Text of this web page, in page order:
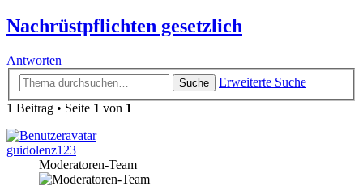
Nachrüstpflichten gesetzlich
Antworten
Suche
Erweiterte Suche
1 Beitrag • Seite 1 von 1
guidolenz123
Moderatoren-Team